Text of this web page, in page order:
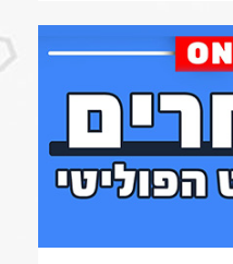
עובד זר בסיעוד לבני 85 ומעלה ומה מניע